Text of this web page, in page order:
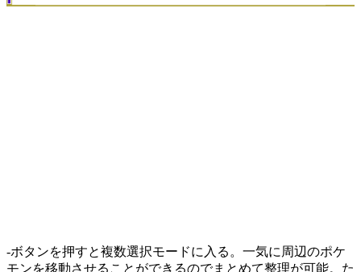
-ボタンを押すと複数選択モードに入る。一気に周辺のポケ
モンを移動させることができるのでまとめて整理が可能。た